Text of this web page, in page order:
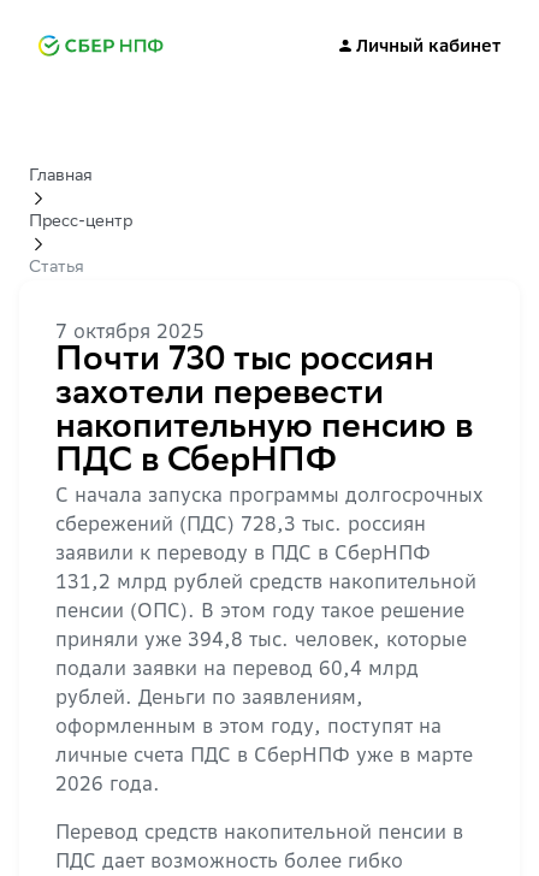
Личный кабинет
Главная
Пресс-центр
Статья
7 октября 2025
Почти 730 тыс россиян
захотели перевести
накопительную пенсию в
ПДС в СберНПФ
С начала запуска программы долгосрочных
сбережений (ПДС) 728,3 тыс. россиян
заявили к переводу в ПДС в СберНПФ
131,2 млрд рублей средств накопительной
пенсии (ОПС). В этом году такое решение
приняли уже 394,8 тыс. человек, которые
подали заявки на перевод 60,4 млрд
рублей. Деньги по заявлениям,
оформленным в этом году, поступят на
личные счета ПДС в СберНПФ уже в марте
2026 года.
Перевод средств накопительной пенсии в
ПДС дает возможность более гибко